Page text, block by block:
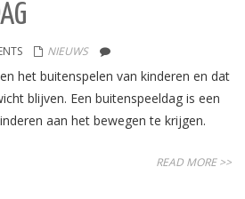
NIEUWS
het buitenspelen van kinderen en dat
blijven. Een buitenspeeldag is een
aan het bewegen te krijgen.
READ MORE >>